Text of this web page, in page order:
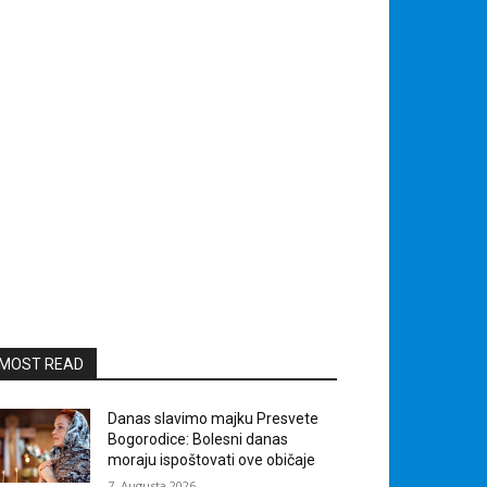
READ
Danas slavimo majku Presvete
Bogorodice: Bolesni danas
moraju ispoštovati ove običaje